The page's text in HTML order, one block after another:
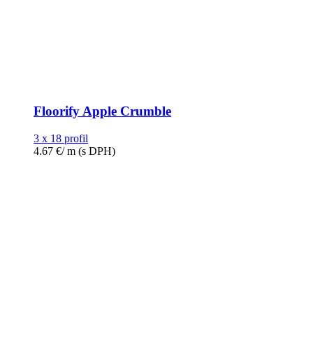
Floorify Apple Crumble
3 x 18 profil
4.67 €/ m (s DPH)